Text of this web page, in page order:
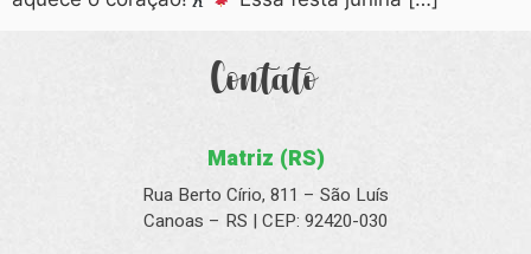
Contato
Matriz (RS)
Rua Berto Círio, 811 – São Luís
Canoas – RS | CEP: 92420-030